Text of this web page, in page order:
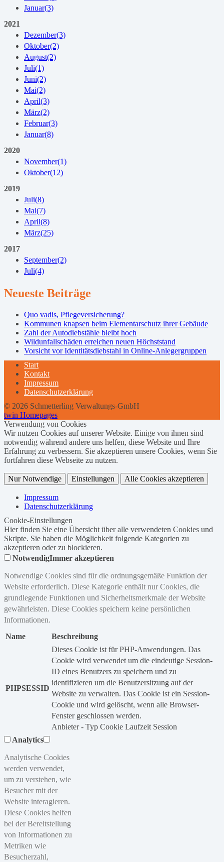
Januar(3)
2021
Dezember(3)
Oktober(2)
August(2)
Juli(1)
Juni(2)
Mai(2)
April(3)
März(2)
Februar(3)
Januar(8)
2020
November(1)
Oktober(12)
2019
Juli(8)
Mai(7)
April(8)
März(25)
2017
September(2)
Juli(4)
Neueste Beiträge
Quo vadis, Pflegeversicherung?
Kommunen knapsen beim Elementarschutz ihrer Gebäude
Zahl der Autodiebstähle bleibt hoch
Wildunfallschäden erreichen neuen Höchststand
Vorsicht vor Identitätsdiebstahl in Online-Anlegergruppen
Start
Kontakt
Impressum
Datenschutzerklärung
© 2026 Schmetterling Verwaltungs-GmbH
twin Homepages
Verwendung von Cookies
Wir nutzen Cookies auf unserer Website. Einige von ihnen sind
notwendig während andere uns helfen, diese Website und Ihre
Erfahrung zu verbessern. Sie akzeptieren unsere Cookies, wenn Sie
fortfahren diese Webseite zu nutzen.
Nur Notwendige Einstellungen Alle Cookies akzeptieren
Impressum
Datenschutzerklärung
Cookie-Einstellungen
Hier finden Sie eine Übersicht über alle verwendeten Cookies und
Skripte. Sie haben die Möglichkeit folgende Kategorien zu
akzeptieren oder zu blockieren.
NotwendigImmer akzeptieren
Notwendige Cookies sind für die ordnungsgemäße Funktion der
Website erforderlich. Diese Kategorie enthält nur Cookies, die
grundlegende Funktionen und Sicherheitsmerkmale der Website
gewährleisten. Diese Cookies speichern keine persönlichen
Informationen.
Name
Beschreibung
PHPSESSID
Dieses Cookie ist für PHP-Anwendungen. Das
Cookie wird verwendet um die eindeutige Session-
ID eines Benutzers zu speichern und zu
identifizieren um die Benutzersitzung auf der
Website zu verwalten. Das Cookie ist ein Session-
Cookie und wird gelöscht, wenn alle Browser-
Fenster geschlossen werden.
Anbieter - Typ Cookie Laufzeit Session
Analytics
Analytische Cookies
werden verwendet,
um zu verstehen, wie
Besucher mit der
Website interagieren.
Diese Cookies helfen
bei der Bereitstellung
von Informationen zu
Metriken wie
Besucherzahl,